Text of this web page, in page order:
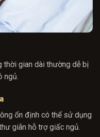
thời gian dài thường dễ bị
ngủ.
ổn định có thể sử dụng
giãn hỗ trợ giấc ngủ.